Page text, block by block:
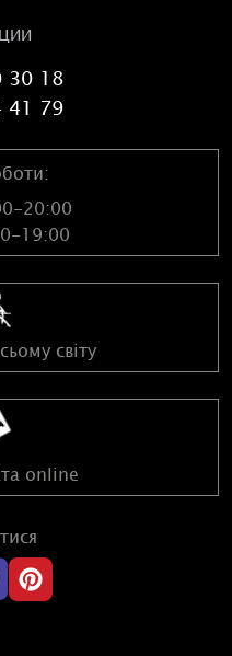
30 18
41 79
20:00
19:00
світу
online